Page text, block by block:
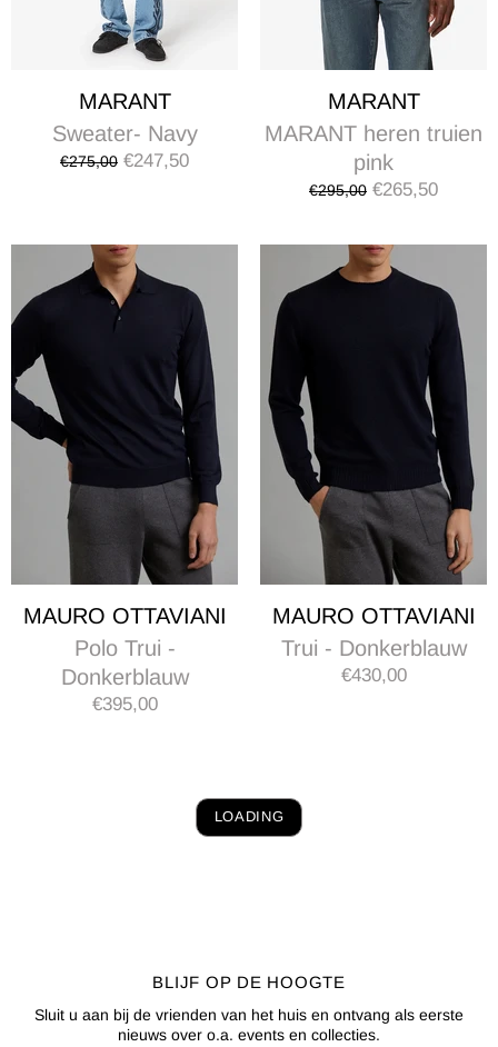
MARANT
Sweater- Navy
€275,00 €247,50
MARANT
MARANT heren truien
pink
€295,00 €265,50
MAURO OTTAVIANI
Polo Trui -
Donkerblauw
€395,00
MAURO OTTAVIANI
Trui - Donkerblauw
€430,00
LOADING
BLIJF OP DE HOOGTE
Sluit u aan bij de vrienden van het huis en ontvang als eerste
nieuws over o.a. events en collecties.